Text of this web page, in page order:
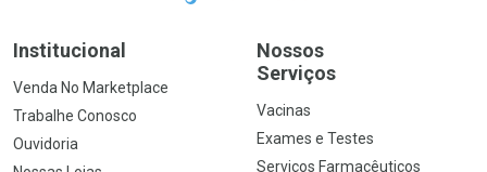
Institucional
Venda No Marketplace
Trabalhe Conosco
Ouvidoria
Nossos
Serviços
Vacinas
Exames e Testes
Serviços Farmacêuticos